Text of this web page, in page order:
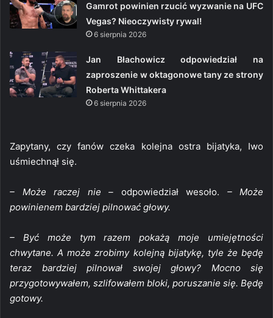
Gamrot powinien rzucić wyzwanie na UFC
Vegas? Nieoczywisty rywal!
6 sierpnia 2026
Jan Błachowicz odpowiedział na
zaproszenie w oktagonowe tany ze strony
Roberta Whittakera
6 sierpnia 2026
Zapytany, czy fanów czeka kolejna ostra bijatyka, Iwo
uśmiechnął się.
– Może raczej nie – odpowiedział wesoło. – Może
powinienem bardziej pilnować głowy.
– Być może tym razem pokażą moje umiejętności
chwytane. A może zrobimy kolejną bijatykę, tyle że będę
teraz bardziej pilnował swojej głowy? Mocno się
przygotowywałem, szlifowałem bloki, poruszanie się. Będę
gotowy.